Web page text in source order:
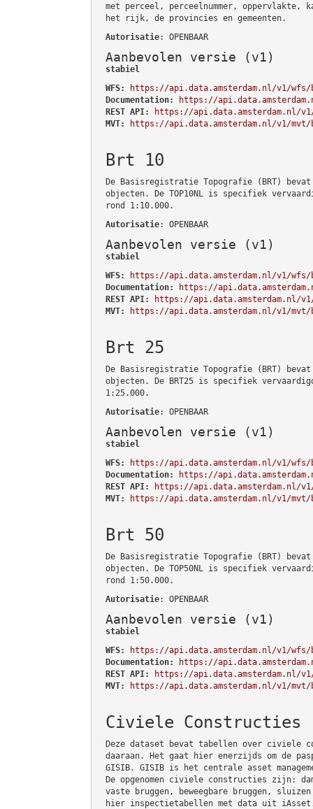
met perceel, perceelnummer, oppervlakte,
het rijk, de provincies en gemeenten.
Autorisatie: OPENBAAR
Aanbevolen versie (v1)
stabiel
WFS:
https://api.data.amsterdam.nl/v1/wfs/
Documentation:
https://
REST API:
https://api.data.amsterdam.nl/
MVT:
https://api.data.amsterdam.nl/v1/mvt/
Brt 10
De Basisregistratie Topografie (BRT)
objecten. De TOP10NL is specifiek
rond 1:10.000.
Autorisatie: OPENBAAR
Aanbevolen versie (v1)
stabiel
WFS:
https://api.data.amsterdam.nl/v1/wfs/
Documentation:
https://
REST API:
https://api.data.amsterdam.nl/
MVT:
https://api.data.amsterdam.nl/v1/mvt/
Brt 25
De Basisregistratie Topografie (BRT)
objecten. De BRT25 is specifiek
1:25.000.
Autorisatie: OPENBAAR
Aanbevolen versie (v1)
stabiel
WFS:
https://api.data.amsterdam.nl/v1/wfs/
Documentation:
https://
REST API:
https://api.data.amsterdam.nl/
MVT:
https://api.data.amsterdam.nl/v1/mvt/
Brt 50
De Basisregistratie Topografie (BRT)
objecten. De TOP50NL is specifiek
rond 1:50.000.
Autorisatie: OPENBAAR
Aanbevolen versie (v1)
stabiel
WFS:
https://api.data.amsterdam.nl/v1/wfs/
Documentation:
https://
REST API:
https://api.data.amsterdam.nl/
MVT:
https://api.data.amsterdam.nl/v1/mvt/
Civiele Constructies
Deze dataset bevat tabellen over civiele
daaraan. Het gaat hier enerzijds om de
GISIB. GISIB is het centrale asset
De opgenomen civiele constructies zijn:
vaste bruggen, beweegbare bruggen,
hier inspectietabellen met data uit